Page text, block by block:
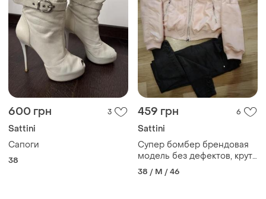
600 грн 3
Sattini
Сапоги
38
459 грн 6
Sattini
Супер бомбер брендовая
модель без дефектов, круто
по фигуре.
38 / M / 46